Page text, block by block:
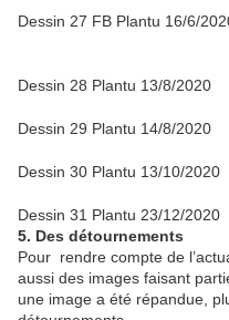
Dessin 27 FB Plantu 16/6/
Dessin 28 Plantu 13/8/2020
Dessin 29 Plantu 14/8/2020
Dessin 30 Plantu 13/10/2020
Dessin 31 Plantu 23/12/2020
5. Des détournements
Pour rendre compte de
aussi des images faisant
une image a été répandue,